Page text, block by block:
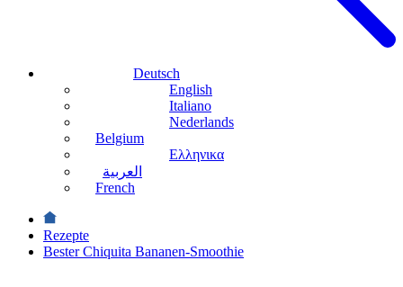
Deutsch
English
Italiano
Nederlands
Belgium
Ελληνικα
العربية
French
Rezepte
Bester Chiquita Bananen-Smoothie